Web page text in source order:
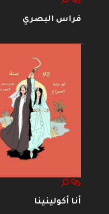
فراس البصري
أنا أكولينينا